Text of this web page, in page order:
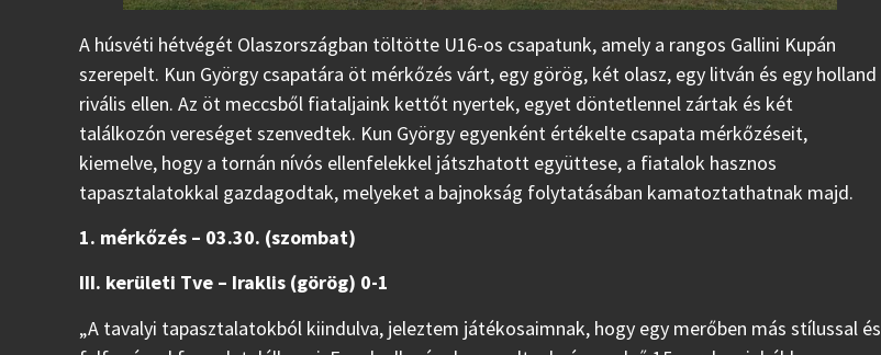
A húsvéti hétvégét Olaszországban töltötte U16-os csapatunk, amely a rangos Gallini Kupán
szerepelt. Kun György csapatára öt mérkőzés várt, egy görög, két olasz, egy litván és egy holland
rivális ellen. Az öt meccsből fiataljaink kettőt nyertek, egyet döntetlennel zártak és két
találkozón vereséget szenvedtek. Kun György egyenként értékelte csapata mérkőzéseit,
kiemelve, hogy a tornán nívós ellenfelekkel játszhatott együttese, a fiatalok hasznos
tapasztalatokkal gazdagodtak, melyeket a bajnokság folytatásában kamatoztathatnak majd.
1. mérkőzés – 03.30. (szombat)
III. kerületi Tve – Iraklis (görög) 0-1
„A tavalyi tapasztalatokból kiindulva, jeleztem játékosaimnak, hogy egy merőben más stílussal és